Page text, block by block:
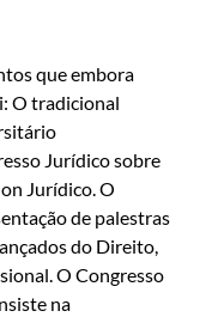
que embora
O tradicional
Jurídico sobre
Jurídico. O
de palestras
do Direito,
O Congresso
na